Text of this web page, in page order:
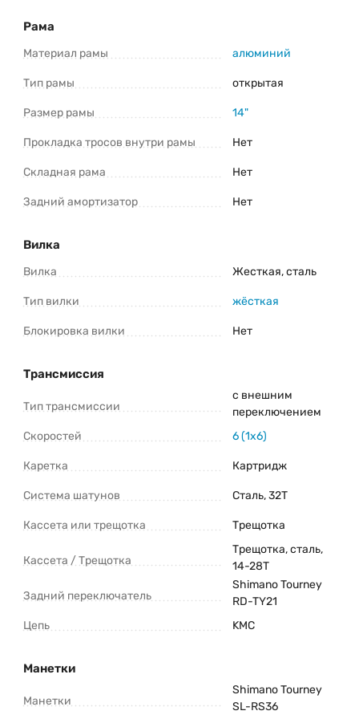
оставляют за собой право изменять внешний вид, характеристики и
все важные для вас параметры велосипеда.
Рама
Материал рамы алюминий
Тип рамы открытая
Размер рамы 14"
Прокладка тросов внутри рамы Нет
Складная рама Нет
Задний амортизатор Нет
Вилка
Вилка Жесткая, сталь
Тип вилки жёсткая
Блокировка вилки Нет
Трансмиссия
Тип трансмиссии
с внешним
переключением
Скоростей
6 (1x6)
Каретка Картридж
Система шатунов Сталь, 32Т
Кассета или трещотка Трещотка
Кассета / Трещотка
Трещотка, сталь,
14-28Т
Задний переключатель
Shimano Tourney
RD-TY21
Цепь
KMC
Манетки
Манетки
Shimano Tourney
SL-RS36